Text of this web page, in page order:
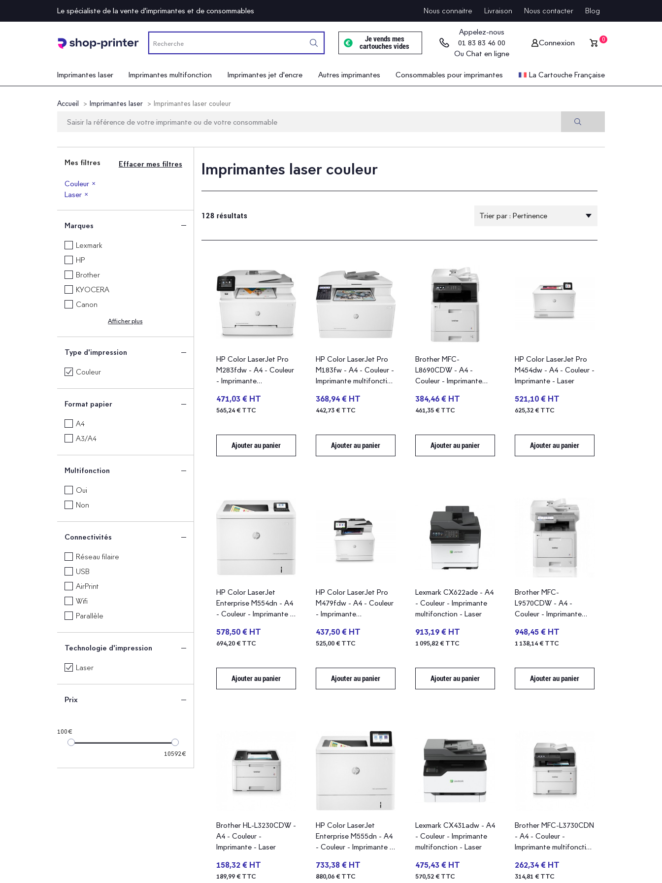
Le spécialiste de la vente d'imprimantes et de consommables Nous connaitre Livraison Nous contacter Blog
Je vends mes
cartouches vides
Appelez-nous
01 83 83 46 00
Ou Chat en ligne
Connexion 0
Imprimantes laser Imprimantes multifonction Imprimantes jet d'encre Autres imprimantes Consommables pour imprimantes La Cartouche Française
Accueil Imprimantes laser Imprimantes laser couleur
Mes filtres Effacer mes filtres
Couleur ✕
Laser ✕
Marques
Lexmark
HP
Brother
KYOCERA
Canon
Afficher plus
Type d'impression
Couleur
Format papier
A4
A3/A4
Multifonction
Oui
Non
Connectivités
Réseau filaire
USB
AirPrint
Wifi
Parallèle
Technologie d'impression
Laser
Prix
100
10592
Imprimantes laser couleur
128 résultats
HP Color LaserJet Pro
M283fdw - A4 - Couleur
- Imprimante
471,03 € HT
565,24 € TTC
Ajouter au panier
HP Color LaserJet Pro
M183fw - A4 - Couleur -
Imprimante multifonction
368,94 € HT
442,73 € TTC
Ajouter au panier
Brother MFC-
L8690CDW - A4 -
Couleur - Imprimante
384,46 € HT
461,35 € TTC
Ajouter au panier
HP Color LaserJet Pro
M454dw - A4 - Couleur -
Imprimante - Laser
521,10 € HT
625,32 € TTC
Ajouter au panier
HP Color LaserJet
Enterprise M554dn - A4
- Couleur - Imprimante -
578,50 € HT
694,20 € TTC
Ajouter au panier
HP Color LaserJet Pro
M479fdw - A4 - Couleur
- Imprimante
437,50 € HT
525,00 € TTC
Ajouter au panier
Lexmark CX622ade - A4
- Couleur - Imprimante
multifonction - Laser
913,19 € HT
1 095,82 € TTC
Ajouter au panier
Brother MFC-
L9570CDW - A4 -
Couleur - Imprimante
948,45 € HT
1 138,14 € TTC
Ajouter au panier
Brother HL-L3230CDW -
A4 - Couleur -
Imprimante - Laser
158,32 € HT
189,99 € TTC
HP Color LaserJet
Enterprise M555dn - A4
- Couleur - Imprimante -
733,38 € HT
880,06 € TTC
Lexmark CX431adw - A4
- Couleur - Imprimante
multifonction - Laser
475,43 € HT
570,52 € TTC
Brother MFC-L3730CDN
- A4 - Couleur -
Imprimante multifonction
262,34 € HT
314,81 € TTC